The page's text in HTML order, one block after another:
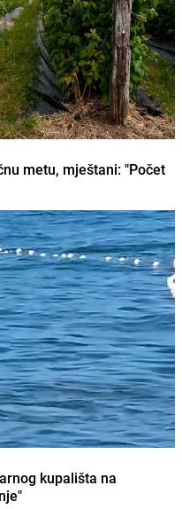
metu, mještani: "Počet
kupališta na